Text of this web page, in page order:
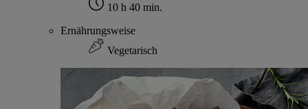
10 h 40 min.
Ernährungsweise
Vegetarisch